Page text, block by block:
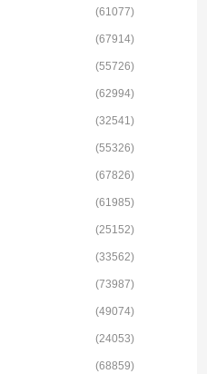
(61077)
(67914)
(55726)
(62994)
(32541)
(55326)
(67826)
(61985)
(25152)
(33562)
(73987)
(49074)
(24053)
(68859)